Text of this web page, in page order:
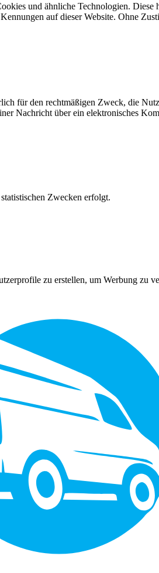
und ähnliche Technologien.
auf dieser Website. Ohne
für den rechtmäßigen Zweck, die
Nachricht über ein elektronisches
Zwecken erfolgt.
zu erstellen, um Werbung zu